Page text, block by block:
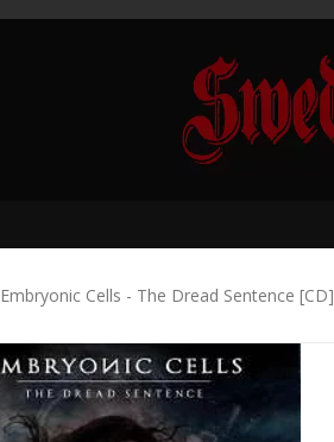
Embryonic Cells - The Dread Sentence [CD]